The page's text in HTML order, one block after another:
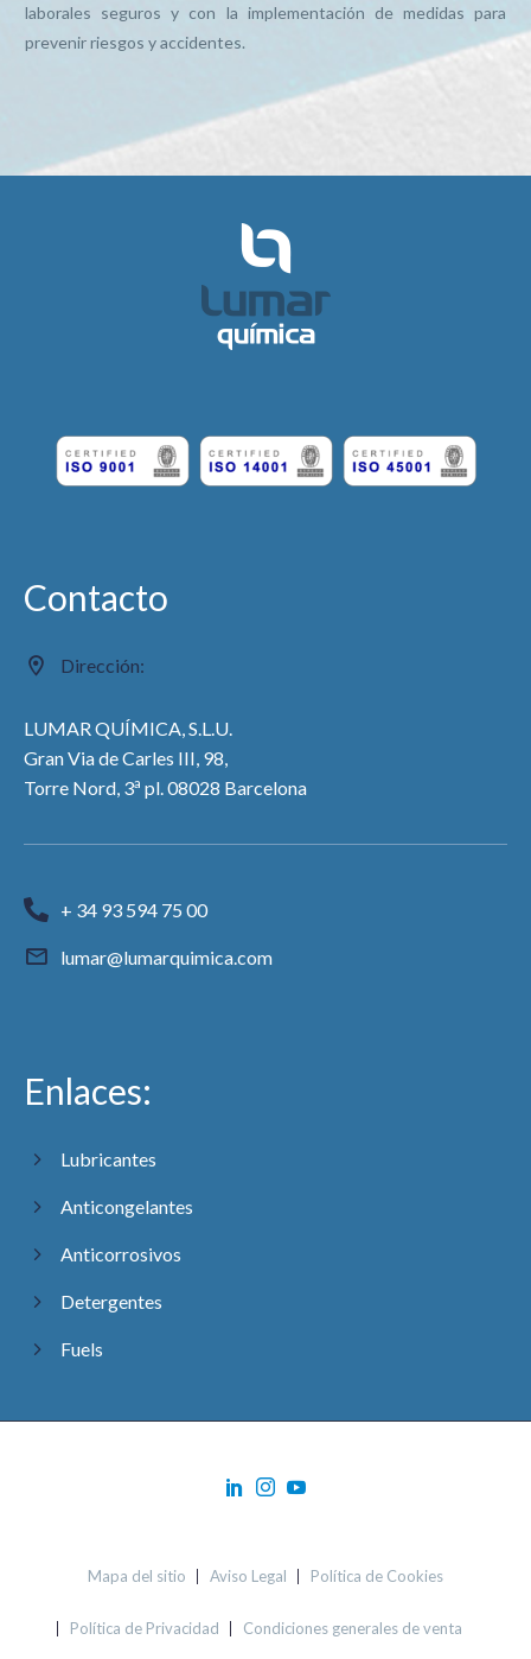
laborales seguros y con la implementación de medidas para
prevenir riesgos y accidentes.
Contacto
Dirección:
LUMAR QUÍMICA, S.L.U.
Gran Via de Carles III, 98,
Torre Nord, 3a pl. 08028 Barcelona
+ 34 93 594 75 00
lumar@lumarquimica.com
Enlaces:
Lubricantes
Anticongelantes
Anticorrosivos
Detergentes
Fuels
Mapa del sitio Aviso Legal Política de Cookies
Política de Privacidad Condiciones generales de venta